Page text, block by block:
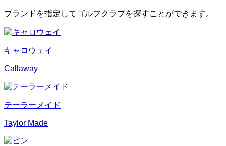
ブランドを指定してゴルフクラブを探すことができます。
キャロウェイ
Callaway
テーラーメイド
Taylor Made